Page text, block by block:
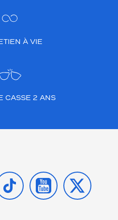
À VIE
CASSE 2 ANS
YOUTUBE
X